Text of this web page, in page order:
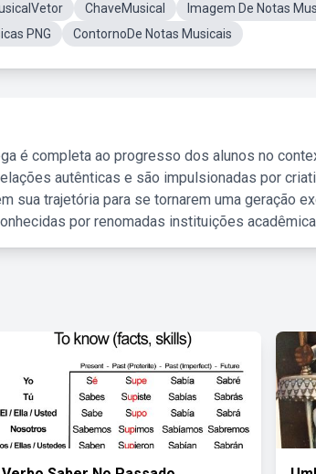
ChaveMusical
Imagem De Notas
PNG ContornoDe Notas Musicais
é completa ao progresso dos alunos no
autênticas e são impulsionadas por
sua trajetória para se tornarem uma geração
por renomadas instituições